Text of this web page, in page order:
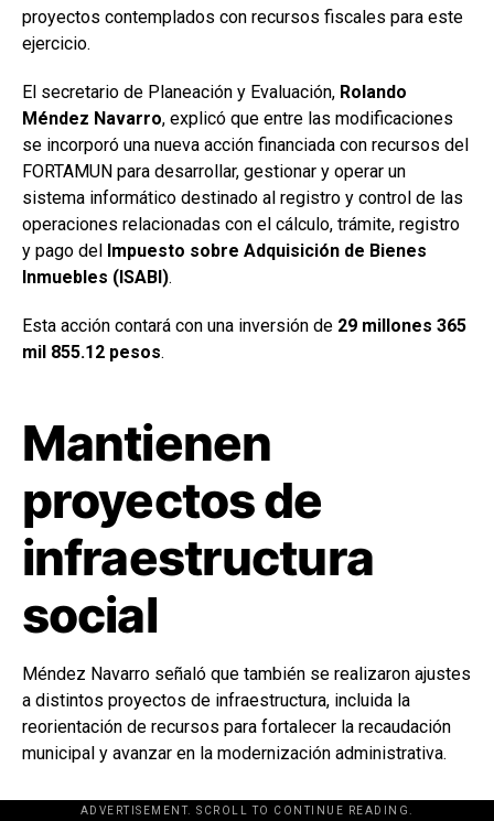
proyectos contemplados con recursos fiscales para este
ejercicio.
El secretario de Planeación y Evaluación, Rolando
Méndez Navarro, explicó que entre las modificaciones
se incorporó una nueva acción financiada con recursos del
FORTAMUN para desarrollar, gestionar y operar un
sistema informático destinado al registro y control de las
operaciones relacionadas con el cálculo, trámite, registro
y pago del
Impuesto sobre Adquisición de Bienes
Inmuebles (ISABI).
Esta acción contará con una inversión de 29 millones 365
mil 855.12 pesos.
Mantienen
proyectos de
infraestructura
social
Méndez Navarro señaló que también se realizaron ajustes
a distintos proyectos de infraestructura, incluida la
reorientación de recursos para fortalecer la recaudación
municipal y avanzar en la modernización administrativa.
ADVERTISEMENT. SCROLL TO CONTINUE READING.